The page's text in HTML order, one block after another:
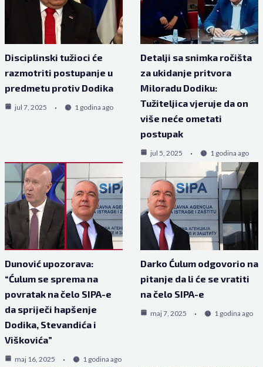
Disciplinski tužioci će
razmotriti postupanje u
predmetu protiv Dodika
jul 7, 2025 1 godina ago
Detalji sa snimka ročišta
za ukidanje pritvora
Miloradu Dodiku:
Tužiteljica vjeruje da on
više neće ometati
postupak
jul 5, 2025 1 godina ago
Dunović upozorava:
“Ćulum se sprema na
povratak na čelo SIPA-e
da spriječi hapšenje
Dodika, Stevandića i
Viškovića”
maj 16, 2025 1 godina ago
Darko Ćulum odgovorio na
pitanje da li će se vratiti
na čelo SIPA-e
maj 7, 2025 1 godina ago